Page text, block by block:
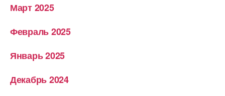
Март 2025
Февраль 2025
Январь 2025
Декабрь 2024